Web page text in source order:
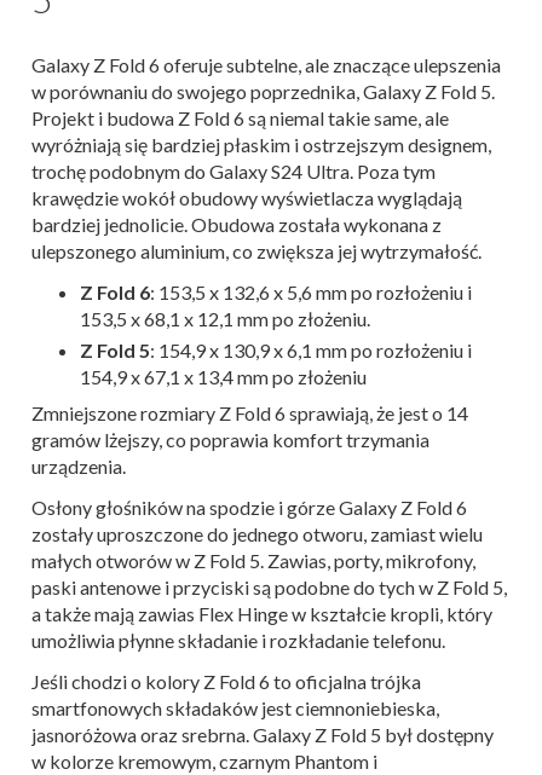
Galaxy Z Fold 6 oferuje subtelne, ale znaczące ulepszenia
w porównaniu do swojego poprzednika, Galaxy Z Fold 5.
Projekt i budowa Z Fold 6 są niemal takie same, ale
wyróżniają się bardziej płaskim i ostrzejszym designem,
trochę podobnym do Galaxy S24 Ultra. Poza tym
krawędzie wokół obudowy wyświetlacza wyglądają
bardziej jednolicie. Obudowa została wykonana z
ulepszonego aluminium, co zwiększa jej wytrzymałość.
Z Fold 6: 153,5 x 132,6 x 5,6 mm po rozłożeniu i
153,5 x 68,1 x 12,1 mm po złożeniu.
Z Fold 5: 154,9 x 130,9 x 6,1 mm po rozłożeniu i
154,9 x 67,1 x 13,4 mm po złożeniu
Zmniejszone rozmiary Z Fold 6 sprawiają, że jest o 14
gramów lżejszy, co poprawia komfort trzymania
urządzenia.
Osłony głośników na spodzie i górze Galaxy Z Fold 6
zostały uproszczone do jednego otworu, zamiast wielu
małych otworów w Z Fold 5. Zawias, porty, mikrofony,
paski antenowe i przyciski są podobne do tych w Z Fold 5,
a także mają zawias Flex Hinge w kształcie kropli, który
umożliwia płynne składanie i rozkładanie telefonu.
Jeśli chodzi o kolory Z Fold 6 to oficjalna trójka
smartfonowych składaków jest ciemnoniebieska,
jasnoróżowa oraz srebrna. Galaxy Z Fold 5 był dostępny
w kolorze kremowym, czarnym Phantom i